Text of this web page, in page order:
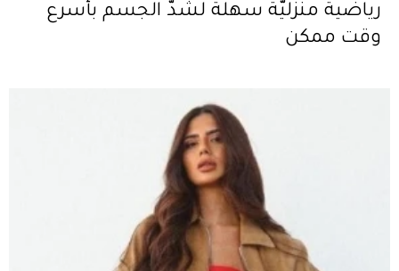
رياضية منزليّة سهلة لشدّ الجسم بأسرع
وقت ممكن